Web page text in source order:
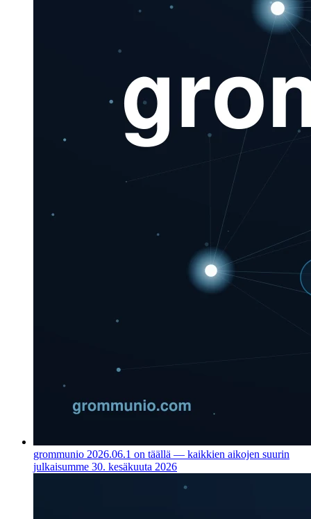
grommunio 2026.06.1 on täällä — kaikkien aikojen suurin
julkaisumme 30. kesäkuuta 2026